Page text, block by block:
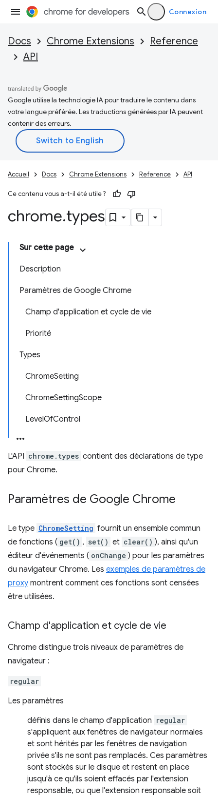
Connexion
Docs Chrome Extensions
Reference
API
Google utilise la technologie IA pour traduire le contenu dans
votre langue préférée. Les traductions générées par IA peuvent
contenir des erreurs.
Accueil Docs Chrome Extensions Reference API
Ce contenu vous a-t-il été utile ?
chrome.types
Sur cette page
Description
Paramètres de Google Chrome
Champ d'application et cycle de vie
Priorité
Types
ChromeSetting
ChromeSettingScope
LevelOfControl
L'API chrome.types contient des déclarations de type
pour Chrome.
Paramètres de Google Chrome
Le type ChromeSetting fournit un ensemble commun
de fonctions ( get() , set() et clear() ), ainsi qu'un
éditeur d'événements ( onChange ) pour les paramètres
du navigateur Chrome. Les exemples de paramètres de
proxy montrent comment ces fonctions sont censées
être utilisées.
Champ d'application et cycle de vie
Chrome distingue trois niveaux de paramètres de
navigateur :
regular
Les paramètres
définis dans le champ d'application regular
s'appliquent aux fenêtres de navigateur normales
et sont hérités par les fenêtres de navigation
privée s'ils ne sont pas remplacés. Ces paramètres
sont stockés sur le disque et restent en place
jusqu'à ce qu'ils soient effacés par l'extension
responsable, ou que l'extension responsable soit